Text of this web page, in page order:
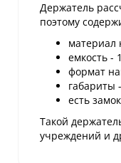
Держатель
поэтому
материал
емкость -
формат
габариты
есть
Такой
учреждений и